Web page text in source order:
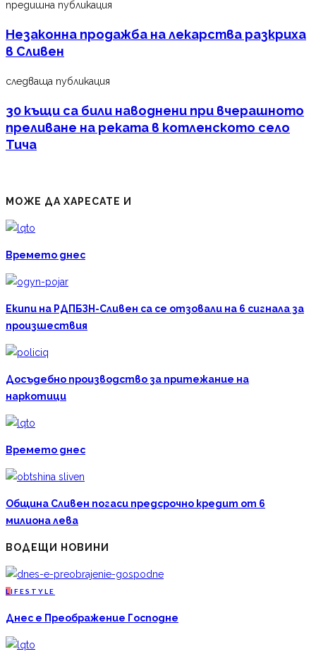
предишна публикация
Незаконна продажба на лекарства разкриха
в Сливен
следваща публикация
30 къщи са били наводнени при вчерашното
преливане на реката в котленското село
Тича
МОЖЕ ДА ХАРЕСАТЕ И
Времето днес
Екипи на РДПБЗН-Сливен са се отзовали на 6 сигнала за
произшествия
Досъдебно производство за притежание на
наркотици
Времето днес
Община Сливен погаси предсрочно кредит от 6
милиона лева
ВОДЕЩИ НОВИНИ
L IFESTYLE
Днес е Преображение Господне